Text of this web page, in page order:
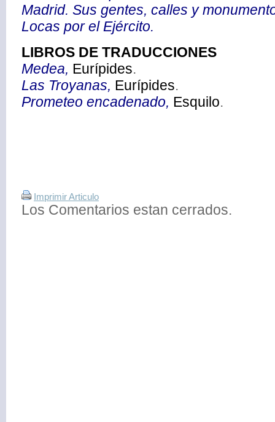
Madrid. Sus gentes, calles y
Locas por el Ejército.
LIBROS DE TRADUCCIONES
Medea, Eurípides.
Las Troyanas, Eurípides.
Prometeo encadenado, Esquilo.
Imprimir Articulo
Los Comentarios estan cerrados.